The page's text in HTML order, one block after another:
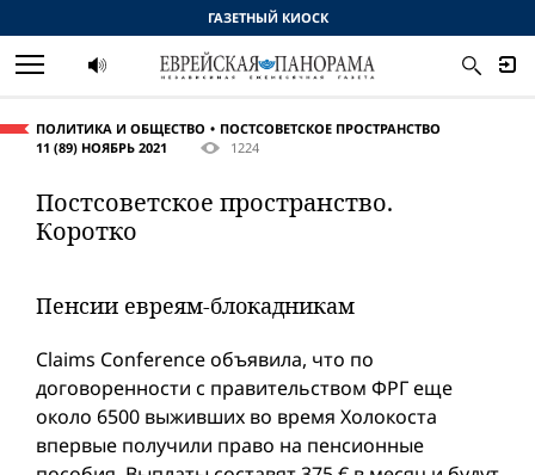
ПОЛИТИКА И ОБЩЕСТВО
ПОСТСОВЕТСКОЕ ПРОСТРАНСТВО
11 (89) НОЯБРЬ 2021
1224
Постсоветское пространство.
Коротко
Пенсии евреям-блокадникам
Claims Conference объявила, что по
договоренности с правительством ФРГ еще
около 6500 выживших во время Холокоста
впервые получили право на пенсионные
ГАЗЕТНЫЙ КИОСК